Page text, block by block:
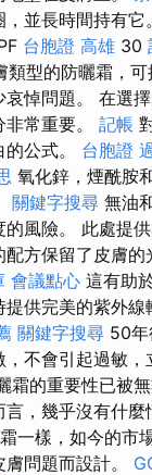
並長時間持有它
台胞證 高雄 30
類型的防曬霜，
悼問題。 在選
常重要。 記帳
公式。 台胞證
氧化鋅，煙酰胺
關鍵字搜尋 無油
風險。 此處提
方保留了皮膚的
會議點心 這有助
供完美的紫外線
關鍵字搜尋 50年
不會引起過敏，
霜的重要性已被
，幾乎沒有什麼
一樣，如今的市
問題而設計。